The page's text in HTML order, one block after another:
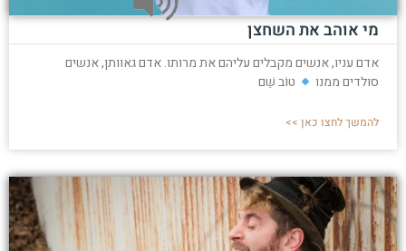
מי אוהב את השחצן
אדם עניו, אנשים מקבלים עליהם את מרותו. אדם גאוותן, אנשים
סולדים ממנו
טוֹב שֵׁם
להמשך לחצו כאן >>